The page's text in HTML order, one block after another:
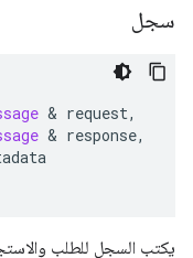
سجل
& request,
& response,
يكتب السجل للطلب